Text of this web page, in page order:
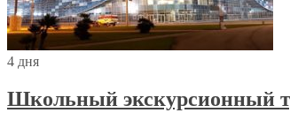
4 дня
Школьный экскурсионный